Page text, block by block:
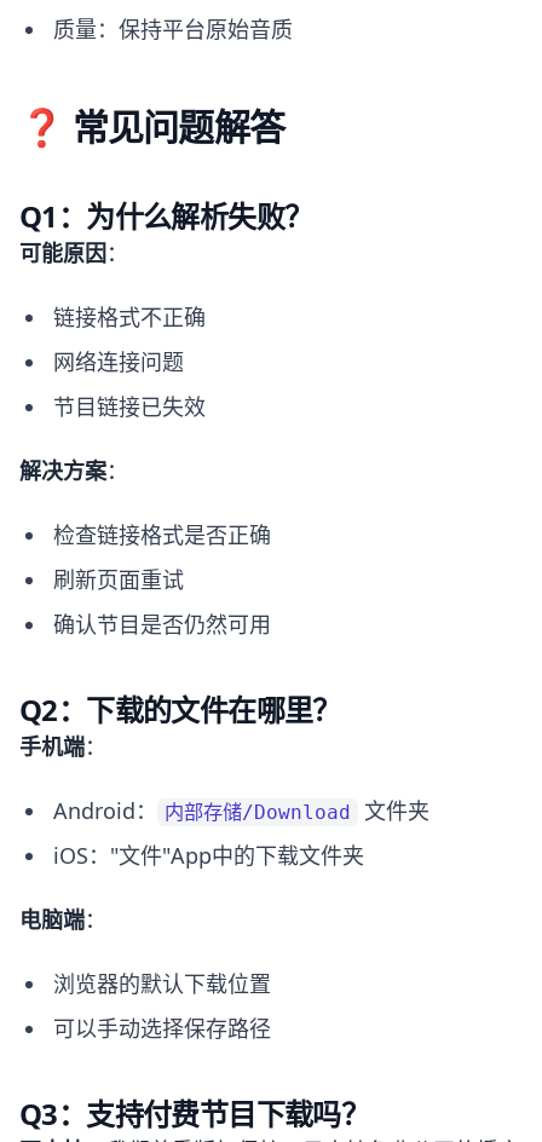
质量：保持平台原始音质
❓ 常见问题解答
Q1：为什么解析失败？
可能原因：
链接格式不正确
网络连接问题
节目链接已失效
解决方案：
检查链接格式是否正确
刷新页面重试
确认节目是否仍然可用
Q2：下载的文件在哪里？
手机端：
Android： 内部存储/Download
文件夹
iOS："文件"App中的下载文件夹
电脑端：
浏览器的默认下载位置
可以手动选择保存路径
Q3：支持付费节目下载吗？